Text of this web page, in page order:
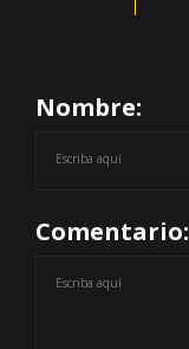
Nombre:
Comentario: